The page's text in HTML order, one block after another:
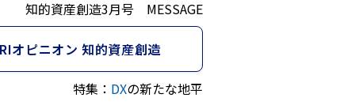
知的資産創造3月号 MESSAGE
オピニオン 知的資産創造
特集： DXの新たな地平